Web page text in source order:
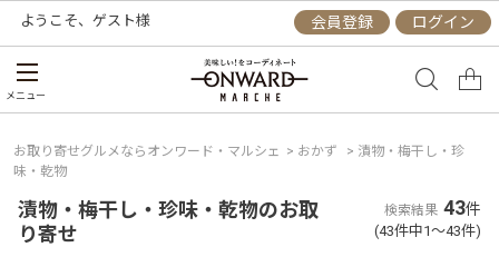
ようこそ、 ゲスト様 会員登録 ログイン
メニュー
お取り寄せグルメならオンワード・マルシェ > おかず > 漬物・梅干し・珍
味・乾物
漬物・梅干し・珍味・乾物のお取
り寄せ
検索結果 43件
(43件中1～43件)